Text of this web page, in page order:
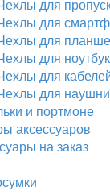
для
для
для
для
для
для
и портмоне
аксессуаров
на заказ